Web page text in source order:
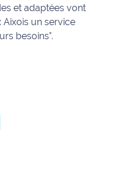
et adaptées vont
un service
besoins".